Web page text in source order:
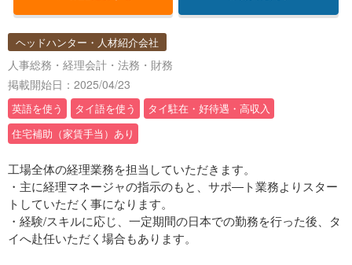
ヘッドハンター・人材紹介会社
人事総務・経理会計・法務・財務
掲載開始日：2025/04/23
英語を使う タイ語を使う
タイ駐在・好待遇・高収入
住宅補助（家賃手当）あり
工場全体の経理業務を担当していただきます。
・主に経理マネージャの指示のもと、サポ―ト業務よりスター
トしていただく事になります。
・経験/スキルに応じ、一定期間の日本での勤務を行った後、タ
イへ赴任いただく場合もあります。